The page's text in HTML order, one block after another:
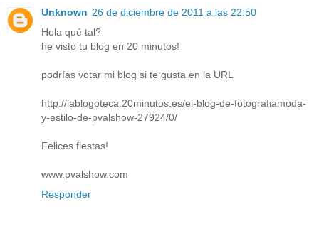
Unknown 26 de diciembre de 2011 a las 22:50
Hola qué tal?
he visto tu blog en 20 minutos!
podrías votar mi blog si te gusta en la URL
http://lablogoteca.20minutos.es/el-blog-de-fotografiamoda-
y-estilo-de-pvalshow-27924/0/
Felices fiestas!
www.pvalshow.com
Responder